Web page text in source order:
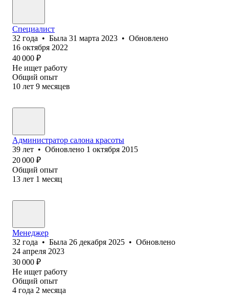
Специалист
32 года • Была 31 марта 2023 • Обновлено
16 октября 2022
40 000 ₽
Не ищет работу
Общий опыт
10 лет 9 месяцев
Администратор салона красоты
39 лет • Обновлено 1 октября 2015
20 000 ₽
Общий опыт
13 лет 1 месяц
Менеджер
32 года • Была 26 декабря 2025 • Обновлено
24 апреля 2023
30 000 ₽
Не ищет работу
Общий опыт
4 года 2 месяца